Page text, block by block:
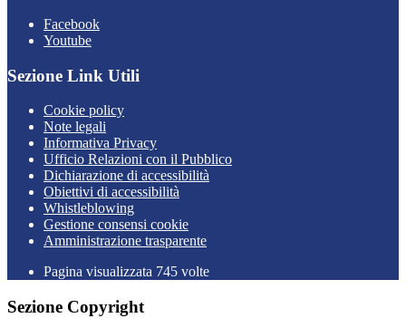
Facebook
Youtube
Sezione Link Utili
Cookie policy
Note legali
Informativa Privacy
Ufficio Relazioni con il Pubblico
Dichiarazione di accessibilità
Obiettivi di accessibilità
Whistleblowing
Gestione consensi cookie
Amministrazione trasparente
Pagina visualizzata 745 volte
Sezione Copyright